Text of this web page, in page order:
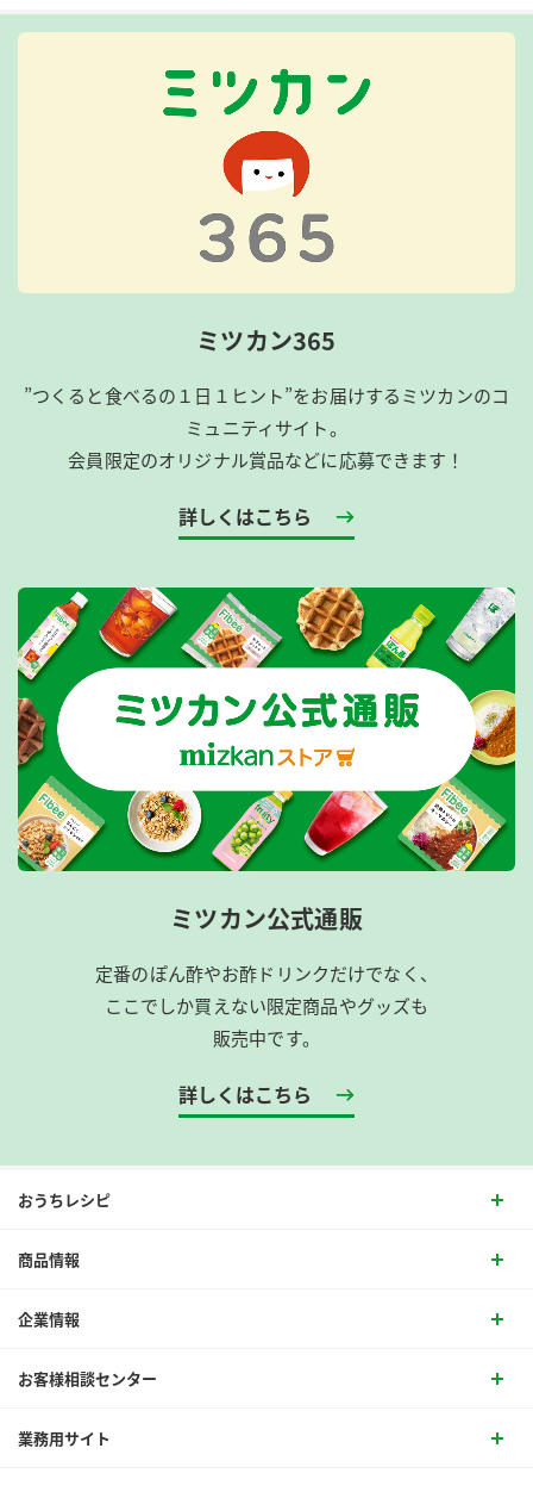
ミツカン365
”つくると食べるの１日１ヒント”をお届けするミツカンのコ
ミュニティサイト。
会員限定のオリジナル賞品などに応募できます！
詳しくはこちら
ミツカン公式通販
定番のぽん酢やお酢ドリンクだけでなく、
ここでしか買えない限定商品やグッズも
販売中です。
詳しくはこちら
おうちレシピ
商品情報
企業情報
お客様相談センター
業務用サイト